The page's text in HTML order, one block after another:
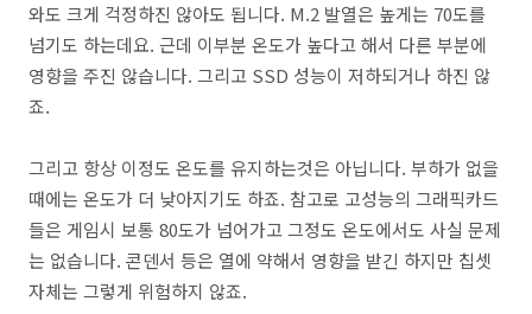
와도 크게 걱정하진 않아도 됩니다. M.2 발열은 높게는 70도를
넘기도 하는데요. 근데 이부분 온도가 높다고 해서 다른 부분에
영향을 주진 않습니다. 그리고 SSD 성능이 저하되거나 하진 않
죠.
그리고 항상 이정도 온도를 유지하는것은 아닙니다. 부하가 없을
때에는 온도가 더 낮아지기도 하죠. 참고로 고성능의 그래픽카드
들은 게임시 보통 80도가 넘어가고 그정도 온도에서도 사실 문제
는 없습니다. 콘덴서 등은 열에 약해서 영향을 받긴 하지만 칩셋
자체는 그렇게 위험하지 않죠.